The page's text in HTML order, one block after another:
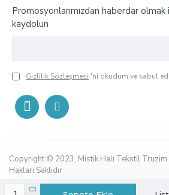
Promosyonlarımızdan haberdar
kaydolun
Gizlilik Sözleşmesi 'ni okudum ve kabul
Copyright © 2023, Mistik Halı Tekstil Truzim
Hakları Saklıdır